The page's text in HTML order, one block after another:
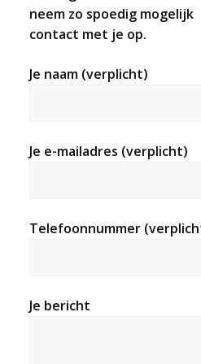
neem zo spoedig mogelijk
contact met je op.
Je naam (verplicht)
Je e-mailadres (verplicht)
Telefoonnummer
Je bericht